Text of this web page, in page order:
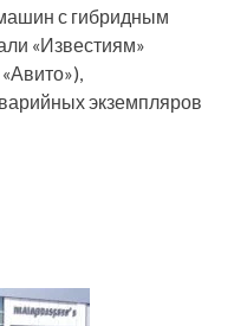
с гибридным
«Известиям»
экземпляров